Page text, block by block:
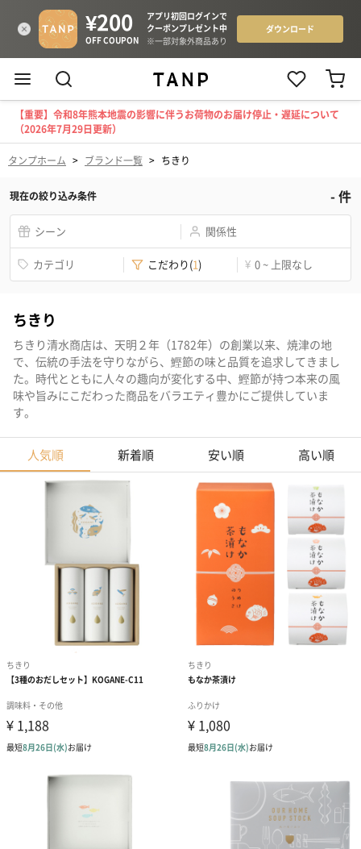
【重要】令和8年熊本地震の影響に伴うお荷物のお届け停止・遅延について
（2026年7月29日更新）
タンプホーム > ブランド一覧 > ちきり
現在の絞り込み条件 -件
シーン 関係性
カテゴリ こだわり(1) ¥ 0 ~ 上限なし
ちきり
ちきり清水商店は、天明２年（1782年）の創業以来、焼津の地
で、伝統の手法を守りながら、鰹節の味と品質を追求してきまし
た。時代とともに人々の趣向が変化する中、鰹節が持つ本来の風
味や旨みにこだわった商品をバラエティ豊かにご提供していま
す。
人気順 新着順 安い順 高い順